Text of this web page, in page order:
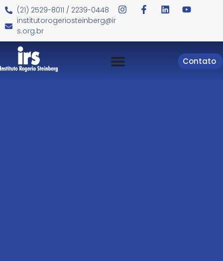
(21) 2529-8011 / 2239-0448
institutorogeriosteinberg@ir
s.org.br
Contato